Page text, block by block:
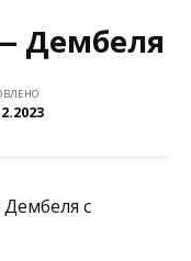
Дембеля
с